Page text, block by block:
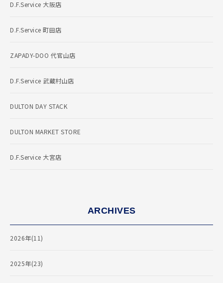
D.F.Service 大阪店
D.F.Service 町田店
ZAPADY-DOO 代官山店
D.F.Service 武蔵村山店
DULTON DAY STACK
DULTON MARKET STORE
D.F.Service 大宮店
ARCHIVES
2026年(11)
2025年(23)